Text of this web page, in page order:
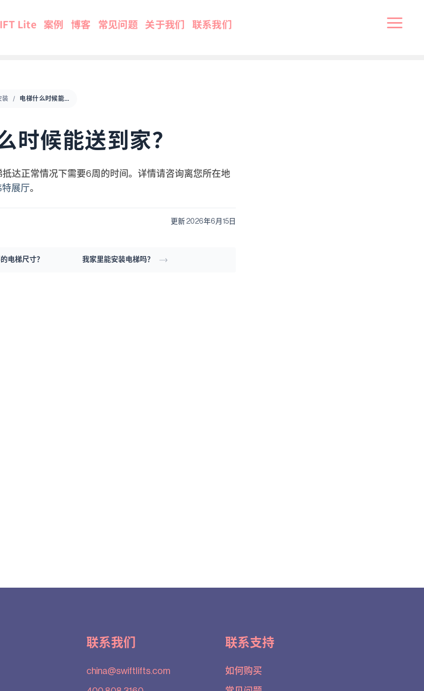
Lite 案例 博客 常见问题 关于我们 联系我们
装 电梯什么时候能送到家？
时候能送到家？
达正常情况下需要6周的时间。详情请咨询离您所在地
特展厅。
更新 2026年6月15日
电梯尺寸？ 我家里能安装电梯吗？
联系我们
china@swiftlifts.com
联系支持
如何购买